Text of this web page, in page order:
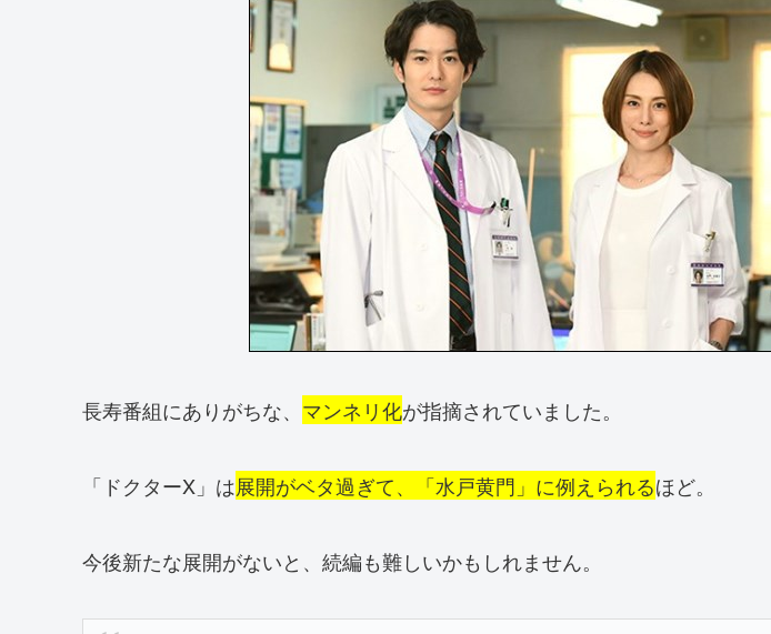
長寿番組にありがちな、 マンネリ化が指摘されていました。
「ドクターX」は展開がベタ過ぎて、「水戸黄門」に例えられるほど。
今後新たな展開がないと、続編も難しいかもしれません。